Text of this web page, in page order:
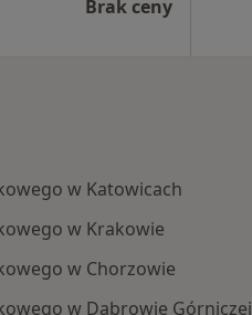
Brak ceny
w Katowicach
w Krakowie
w Chorzowie
w Dąbrowie Górniczej